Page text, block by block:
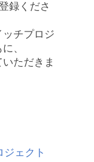
録くださ
チプロジ
、
ただきま